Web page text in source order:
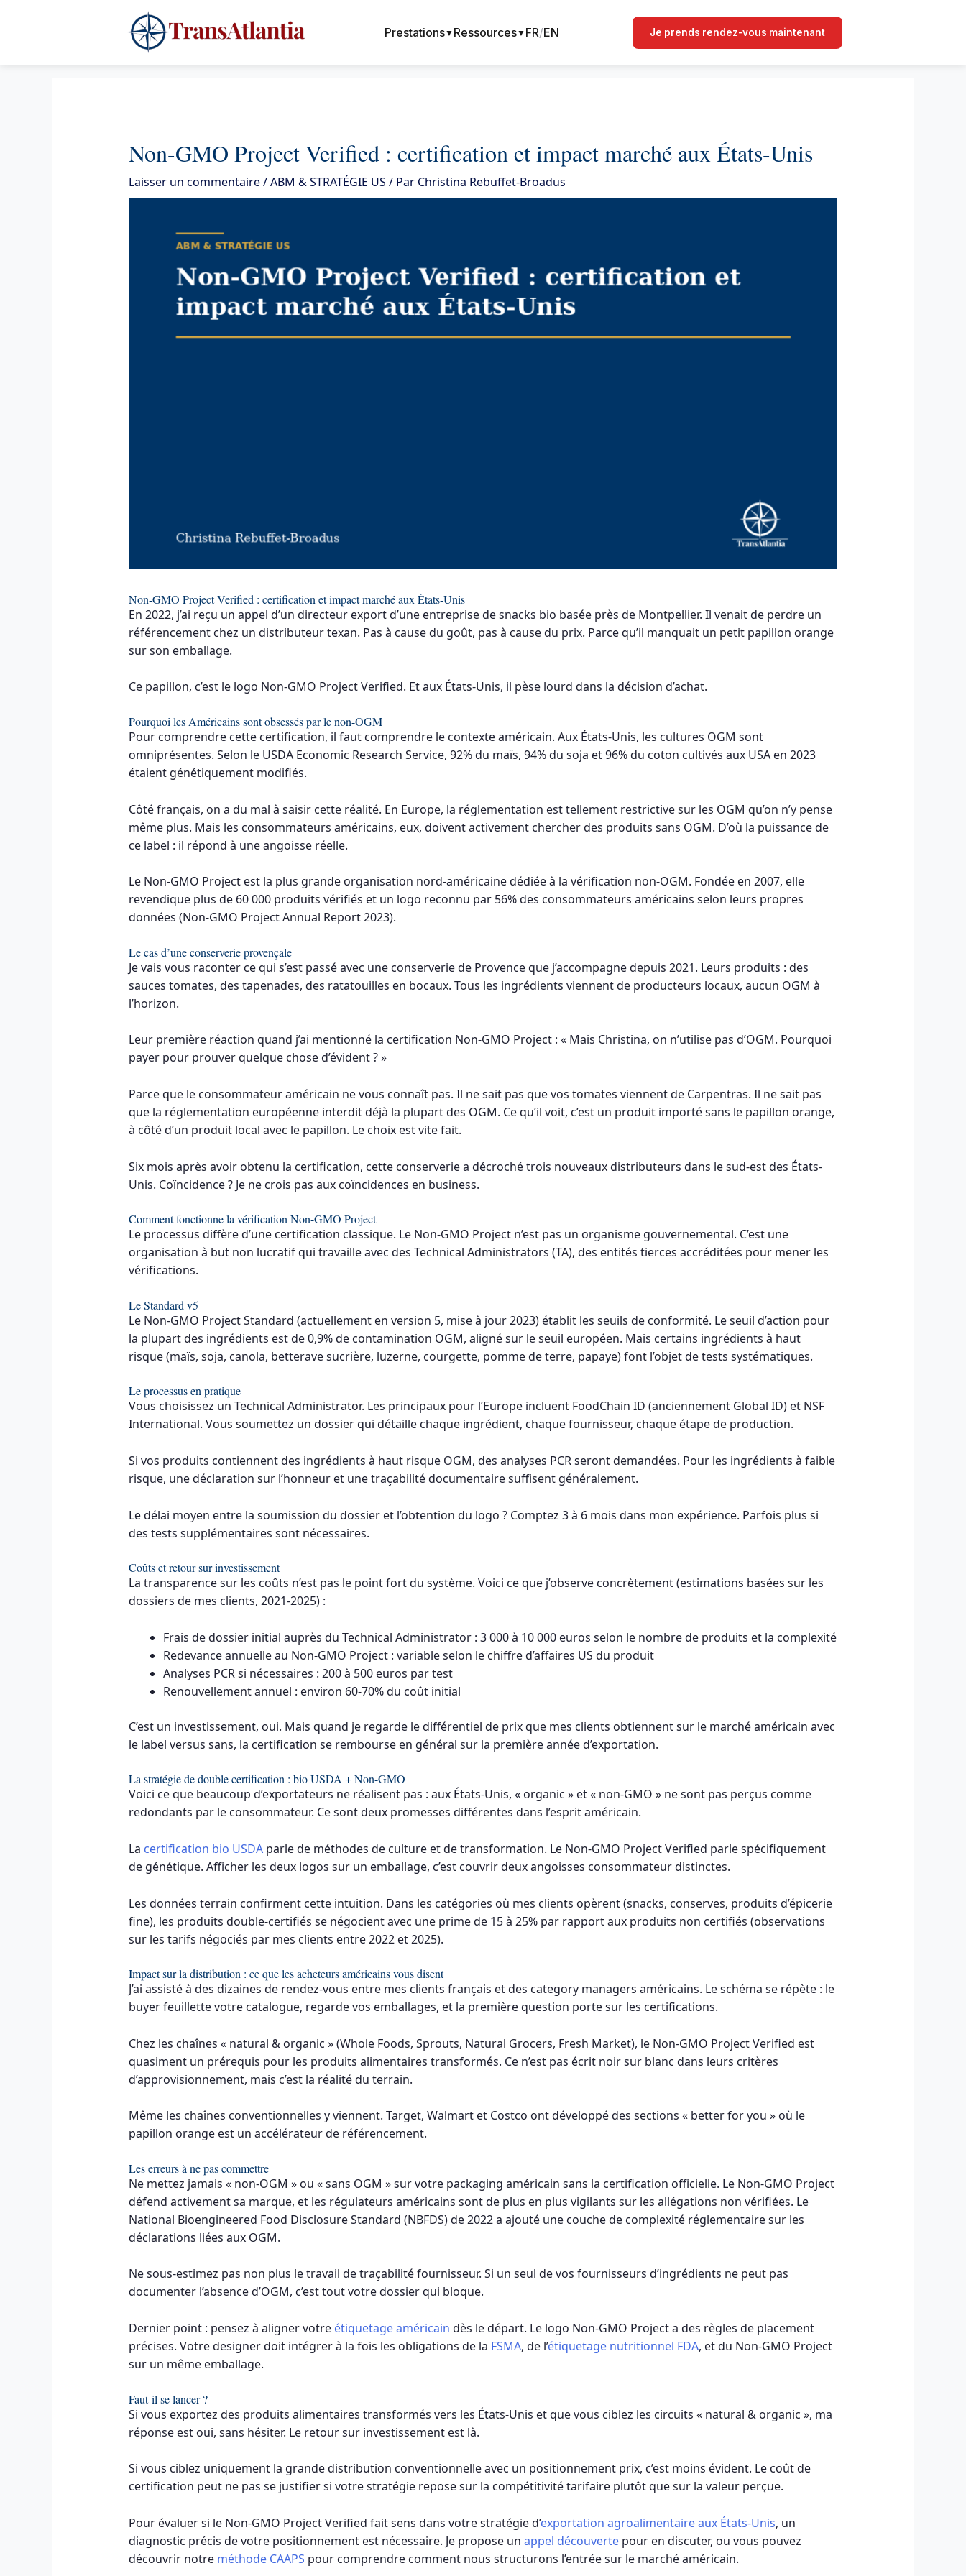
Prestations▼ Ressources▼ FR/EN Je prends rendez-vous maintenant
Non-GMO Project Verified : certification et impact marché aux États-Unis
Laisser un commentaire/ABM & STRATÉGIE US / Par Christina Rebuffet-Broadus
Non-GMO Project Verified : certification et impact marché aux États-Unis
En 2022, j’ai reçu un appel d’un directeur export d’une entreprise de snacks bio basée près de Montpellier. Il venait de perdre un
référencement chez un distributeur texan. Pas à cause du goût, pas à cause du prix. Parce qu’il manquait un petit papillon orange
sur son emballage.
Ce papillon, c’est le logo Non-GMO Project Verified. Et aux États-Unis, il pèse lourd dans la décision d’achat.
Pourquoi les Américains sont obsessés par le non-OGM
Pour comprendre cette certification, il faut comprendre le contexte américain. Aux États-Unis, les cultures OGM sont
omniprésentes. Selon le USDA Economic Research Service, 92% du maïs, 94% du soja et 96% du coton cultivés aux USA en 2023
étaient génétiquement modifiés.
Côté français, on a du mal à saisir cette réalité. En Europe, la réglementation est tellement restrictive sur les OGM qu’on n’y pense
même plus. Mais les consommateurs américains, eux, doivent activement chercher des produits sans OGM. D’où la puissance de
ce label : il répond à une angoisse réelle.
Le Non-GMO Project est la plus grande organisation nord-américaine dédiée à la vérification non-OGM. Fondée en 2007, elle
revendique plus de 60 000 produits vérifiés et un logo reconnu par 56% des consommateurs américains selon leurs propres
données (Non-GMO Project Annual Report 2023).
Le cas d’une conserverie provençale
Je vais vous raconter ce qui s’est passé avec une conserverie de Provence que j’accompagne depuis 2021. Leurs produits : des
sauces tomates, des tapenades, des ratatouilles en bocaux. Tous les ingrédients viennent de producteurs locaux, aucun OGM à
l’horizon.
Leur première réaction quand j’ai mentionné la certification Non-GMO Project : « Mais Christina, on n’utilise pas d’OGM. Pourquoi
payer pour prouver quelque chose d’évident ? »
Parce que le consommateur américain ne vous connaît pas. Il ne sait pas que vos tomates viennent de Carpentras. Il ne sait pas
que la réglementation européenne interdit déjà la plupart des OGM. Ce qu’il voit, c’est un produit importé sans le papillon orange,
à côté d’un produit local avec le papillon. Le choix est vite fait.
Six mois après avoir obtenu la certification, cette conserverie a décroché trois nouveaux distributeurs dans le sud-est des États-
Unis. Coïncidence ? Je ne crois pas aux coïncidences en business.
Comment fonctionne la vérification Non-GMO Project
Le processus diffère d’une certification classique. Le Non-GMO Project n’est pas un organisme gouvernemental. C’est une
organisation à but non lucratif qui travaille avec des Technical Administrators (TA), des entités tierces accréditées pour mener les
vérifications.
Le Standard v5
Le Non-GMO Project Standard (actuellement en version 5, mise à jour 2023) établit les seuils de conformité. Le seuil d’action pour
la plupart des ingrédients est de 0,9% de contamination OGM, aligné sur le seuil européen. Mais certains ingrédients à haut
risque (maïs, soja, canola, betterave sucrière, luzerne, courgette, pomme de terre, papaye) font l’objet de tests systématiques.
Le processus en pratique
Vous choisissez un Technical Administrator. Les principaux pour l’Europe incluent FoodChain ID (anciennement Global ID) et NSF
International. Vous soumettez un dossier qui détaille chaque ingrédient, chaque fournisseur, chaque étape de production.
Si vos produits contiennent des ingrédients à haut risque OGM, des analyses PCR seront demandées. Pour les ingrédients à faible
risque, une déclaration sur l’honneur et une traçabilité documentaire suffisent généralement.
Le délai moyen entre la soumission du dossier et l’obtention du logo ? Comptez 3 à 6 mois dans mon expérience. Parfois plus si
des tests supplémentaires sont nécessaires.
Coûts et retour sur investissement
La transparence sur les coûts n’est pas le point fort du système. Voici ce que j’observe concrètement (estimations basées sur les
dossiers de mes clients, 2021-2025) :
Frais de dossier initial auprès du Technical Administrator : 3 000 à 10 000 euros selon le nombre de produits et la complexité
Redevance annuelle au Non-GMO Project : variable selon le chiffre d’affaires US du produit
Analyses PCR si nécessaires : 200 à 500 euros par test
Renouvellement annuel : environ 60-70% du coût initial
C’est un investissement, oui. Mais quand je regarde le différentiel de prix que mes clients obtiennent sur le marché américain avec
le label versus sans, la certification se rembourse en général sur la première année d’exportation.
La stratégie de double certification : bio USDA + Non-GMO
Voici ce que beaucoup d’exportateurs ne réalisent pas : aux États-Unis, « organic » et « non-GMO » ne sont pas perçus comme
redondants par le consommateur. Ce sont deux promesses différentes dans l’esprit américain.
La certification bio USDAparle de méthodes de culture et de transformation. Le Non-GMO Project Verified parle spécifiquement
de génétique. Afficher les deux logos sur un emballage, c’est couvrir deux angoisses consommateur distinctes.
Les données terrain confirment cette intuition. Dans les catégories où mes clients opèrent (snacks, conserves, produits d’épicerie
fine), les produits double-certifiés se négocient avec une prime de 15 à 25% par rapport aux produits non certifiés (observations
sur les tarifs négociés par mes clients entre 2022 et 2025).
Impact sur la distribution : ce que les acheteurs américains vous disent
J’ai assisté à des dizaines de rendez-vous entre mes clients français et des category managers américains. Le schéma se répète : le
buyer feuillette votre catalogue, regarde vos emballages, et la première question porte sur les certifications.
Chez les chaînes « natural & organic » (Whole Foods, Sprouts, Natural Grocers, Fresh Market), le Non-GMO Project Verified est
quasiment un prérequis pour les produits alimentaires transformés. Ce n’est pas écrit noir sur blanc dans leurs critères
d’approvisionnement, mais c’est la réalité du terrain.
Même les chaînes conventionnelles y viennent. Target, Walmart et Costco ont développé des sections « better for you » où le
papillon orange est un accélérateur de référencement.
Les erreurs à ne pas commettre
Ne mettez jamais « non-OGM » ou « sans OGM » sur votre packaging américain sans la certification officielle. Le Non-GMO Project
défend activement sa marque, et les régulateurs américains sont de plus en plus vigilants sur les allégations non vérifiées. Le
National Bioengineered Food Disclosure Standard (NBFDS) de 2022 a ajouté une couche de complexité réglementaire sur les
déclarations liées aux OGM.
Ne sous-estimez pas non plus le travail de traçabilité fournisseur. Si un seul de vos fournisseurs d’ingrédients ne peut pas
documenter l’absence d’OGM, c’est tout votre dossier qui bloque.
Dernier point : pensez à aligner votre étiquetage américain dès le départ. Le logo Non-GMO Project a des règles de placement
précises. Votre designer doit intégrer à la fois les obligations de la FSMA, de l’étiquetage nutritionnel FDA, et du Non-GMO Project
sur un même emballage.
Faut-il se lancer ?
Si vous exportez des produits alimentaires transformés vers les États-Unis et que vous ciblez les circuits « natural & organic », ma
réponse est oui, sans hésiter. Le retour sur investissement est là.
Si vous ciblez uniquement la grande distribution conventionnelle avec un positionnement prix, c’est moins évident. Le coût de
certification peut ne pas se justifier si votre stratégie repose sur la compétitivité tarifaire plutôt que sur la valeur perçue.
Pour évaluer si le Non-GMO Project Verified fait sens dans votre stratégie d’exportation agroalimentaire aux États-Unis, un
diagnostic précis de votre positionnement est nécessaire. Je propose un appel découvertepour en discuter, ou vous pouvez
découvrir notre méthode CAAPS pour comprendre comment nous structurons l’entrée sur le marché américain.